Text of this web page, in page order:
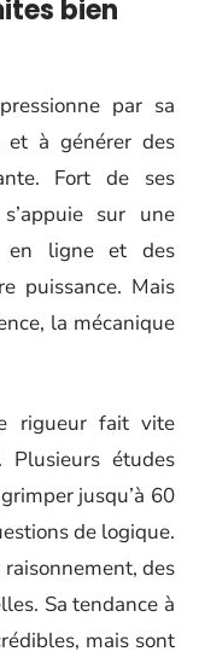
bien
par sa
et à générer des
Fort de ses
sur une
en ligne et des
puissance. Mais
la mécanique
rigueur fait vite
Plusieurs études
jusqu’à 60
de logique.
raisonnement, des
Sa tendance à
mais sont